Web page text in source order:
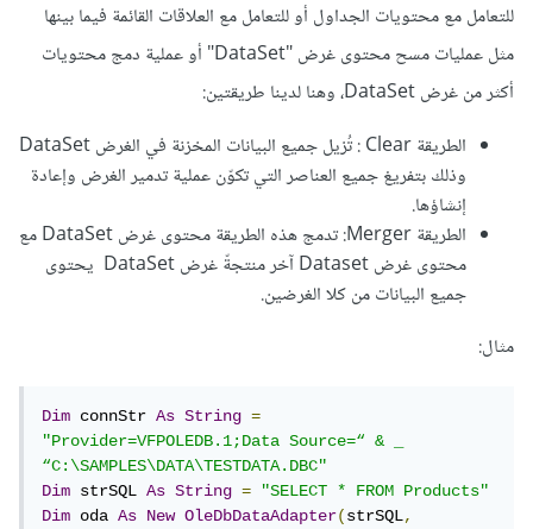
للتعامل مع محتويات الجداول أو للتعامل مع العلاقات القائمة فيما بينها
مثل عمليات مسح محتوى غرض "DataSet" أو عملية دمج محتويات
أكثر من غرض DataSet، وهنا لدينا طريقتين:
الطريقة Clear : تُزيل جميع البيانات المخزنة في الغرض DataSet
وذلك بتفريغ جميع العناصر التي تكوّن عملية تدمير الغرض وإعادة
إنشاؤها.
الطريقة Merger: تدمج هذه الطريقة محتوى غرض DataSet مع
محتوى غرض Dataset آخر منتجةّ غرض DataSet يحتوى
جميع البيانات من كلا الغرضين.
مثال:
Dim connStr As String
=
"Provider=VFPOLEDB.1;Data Source=“ & _
“C:\SAMPLES\DATA\TESTDATA.DBC"
Dim strSQL As String =
"SELECT * FROM Products"
Dim oda As New OleDbDataAdapter(strSQL,